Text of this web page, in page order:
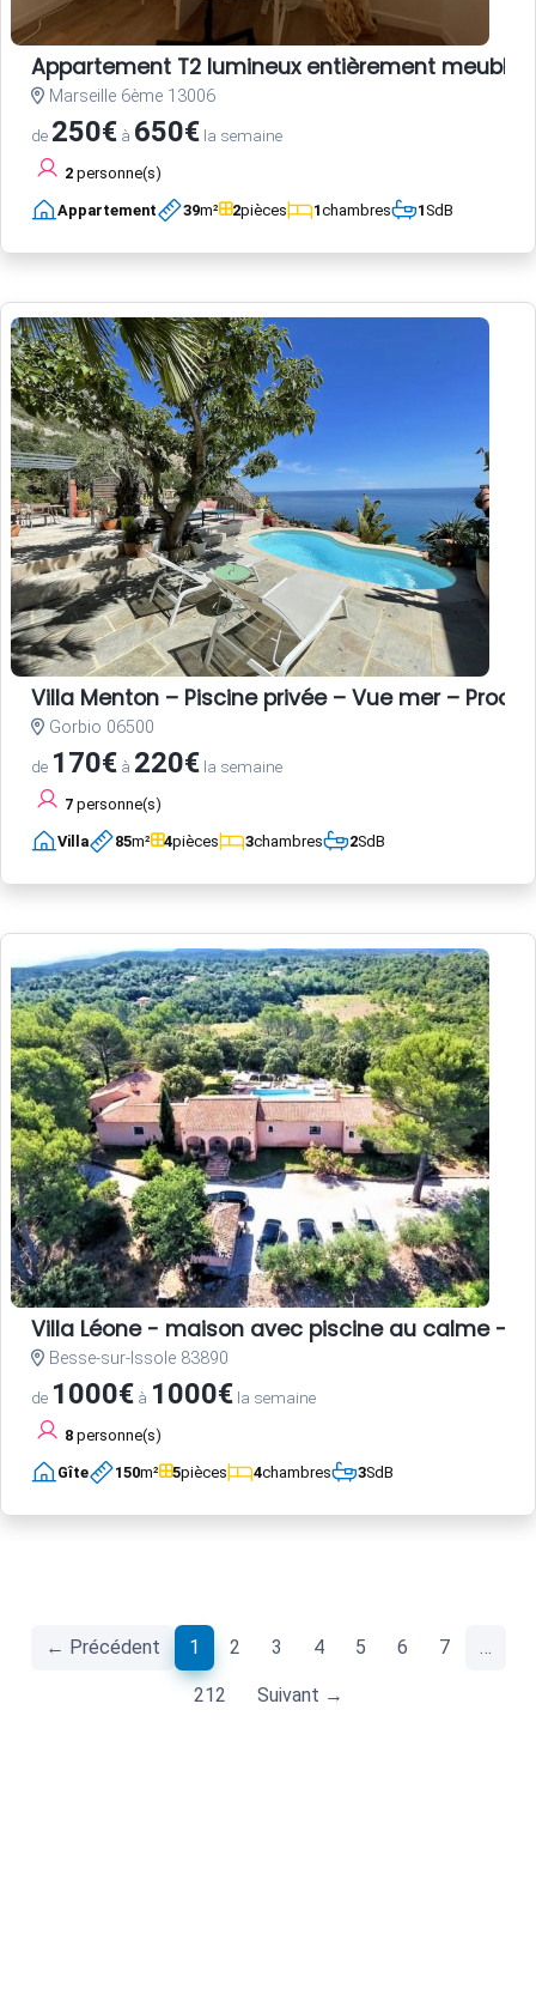
Appartement T2 lumineux entièrement meublé
Marseille 6ème 13006
de 250€ à 650€ la semaine
2 personne(s)
Appartement 39m² 2pièces 1chambres 1SdB
Villa Menton – Piscine privée – Vue mer –
Gorbio 06500
de 170€ à 220€ la semaine
7 personne(s)
Villa 85m² 4pièces 3chambres 2SdB
Villa Léone - maison avec piscine au calme -
Besse-sur-Issole 83890
de 1000€ à 1000€ la semaine
8 personne(s)
Gîte 150m² 5pièces 4chambres 3SdB
← Précédent 1 (current)
2 3 4 5 6 7 …
212 Suivant →